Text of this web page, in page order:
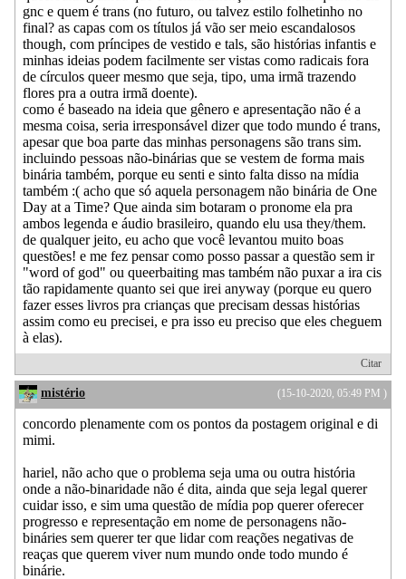
gnc e quem é trans (no futuro, ou talvez estilo folhetinho no
final? as capas com os títulos já vão ser meio escandalosos
though, com príncipes de vestido e tals, são histórias infantis e
minhas ideias podem facilmente ser vistas como radicais fora
de círculos queer mesmo que seja, tipo, uma irmã trazendo
flores pra a outra irmã doente).
como é baseado na ideia que gênero e apresentação não é a
mesma coisa, seria irresponsável dizer que todo mundo é trans,
apesar que boa parte das minhas personagens são trans sim.
incluindo pessoas não-binárias que se vestem de forma mais
binária também, porque eu senti e sinto falta disso na mídia
também :( acho que só aquela personagem não binária de One
Day at a Time? Que ainda sim botaram o pronome ela pra
ambos legenda e áudio brasileiro, quando elu usa they/them.
de qualquer jeito, eu acho que você levantou muito boas
questões! e me fez pensar como posso passar a questão sem ir
"word of god" ou queerbaiting mas também não puxar a ira cis
tão rapidamente quanto sei que irei anyway (porque eu quero
fazer esses livros pra crianças que precisam dessas histórias
assim como eu precisei, e pra isso eu preciso que eles cheguem
à elas).
Citar
(15-10-2020, 05:49 PM )
mistério
concordo plenamente com os pontos da postagem original e di
mimi.
hariel, não acho que o problema seja uma ou outra história
onde a não-binaridade não é dita, ainda que seja legal querer
cuidar isso, e sim uma questão de mídia pop querer oferecer
progresso e representação em nome de personagens não-
bináries sem querer ter que lidar com reações negativas de
reaças que querem viver num mundo onde todo mundo é
binárie.